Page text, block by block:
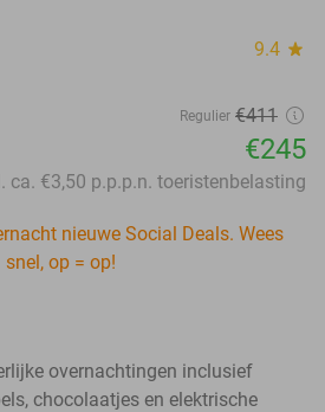
9.4 star
Regulier €411
€245
ca. €3,50 p.p.p.n. toeristenbelasting
nieuwe Social Deals. Wees
snel, op = op!
overnachtingen inclusief
chocolaatjes en elektrische